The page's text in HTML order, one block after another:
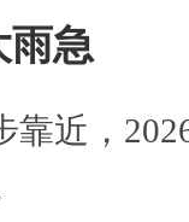
雨急
靠近，